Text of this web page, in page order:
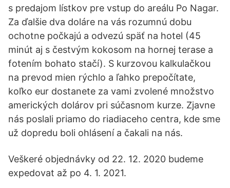
s predajom lístkov pre vstup do areálu Po Nagar.
Za ďalšie dva doláre na vás rozumnú dobu
ochotne počkajú a odvezú späť na hotel (45
minút aj s čestvým kokosom na hornej terase a
fotením bohato stačí). S kurzovou kalkulačkou
na prevod mien rýchlo a ľahko prepočítate,
koľko eur dostanete za vami zvolené množstvo
amerických dolárov pri súčasnom kurze. Zjavne
nás poslali priamo do riadiaceho centra, kde sme
už dopredu boli ohlásení a čakali na nás.
Veškeré objednávky od 22. 12. 2020 budeme
expedovat až po 4. 1. 2021.